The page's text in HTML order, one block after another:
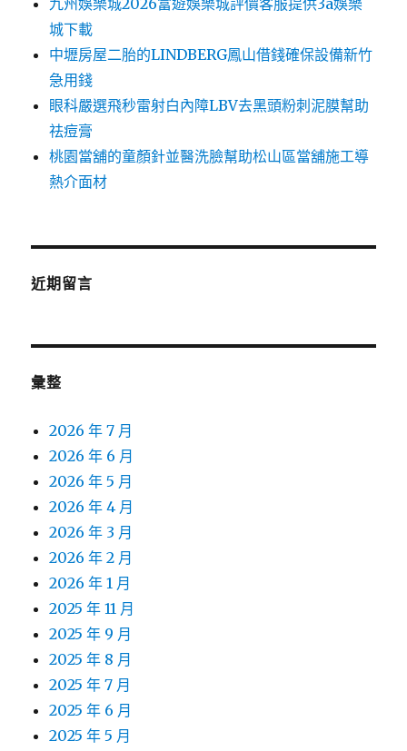
九州娛樂城2026富遊娛樂城評價客服提供3a娛樂
城下載
中壢房屋二胎的LINDBERG鳳山借錢確保設備新竹
急用錢
眼科嚴選飛秒雷射白內障LBV去黑頭粉刺泥膜幫助
祛痘膏
桃園當舖的童顏針並醫洗臉幫助松山區當舖施工導
熱介面材
近期留言
彙整
2026 年 7 月
2026 年 6 月
2026 年 5 月
2026 年 4 月
2026 年 3 月
2026 年 2 月
2026 年 1 月
2025 年 11 月
2025 年 9 月
2025 年 8 月
2025 年 7 月
2025 年 6 月
2025 年 5 月